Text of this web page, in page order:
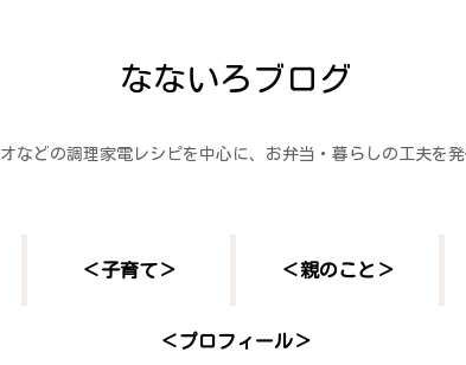
なないろブログ
などの調理家電レシピを中心に、お弁当・暮らしの工夫を発
＜子育て＞ ＜親のこと＞
＜プロフィール＞